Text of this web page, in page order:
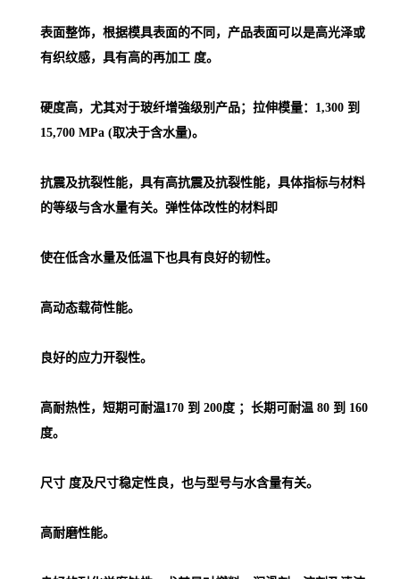
表面整饰，根据模具表面的不同，产品表面可以是高光泽或
有织纹感，具有高的再加工 度。
硬度高，尤其对于玻纤增強级别产品；拉伸模量：1,300 到
15,700 MPa (取决于含水量)。
抗震及抗裂性能，具有高抗震及抗裂性能，具体指标与材料
的等级与含水量有关。弹性体改性的材料即
使在低含水量及低温下也具有良好的韧性。
高动态载荷性能。
良好的应力开裂性。
高耐热性，短期可耐温170 到 200度 ；长期可耐温 80 到 160
度。
尺寸 度及尺寸稳定性良，也与型号与水含量有关。
高耐磨性能。